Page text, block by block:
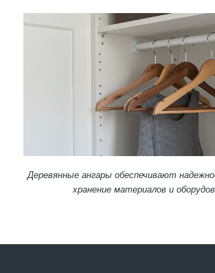
Деревянные ангары обеспечивают
хранение материалов и